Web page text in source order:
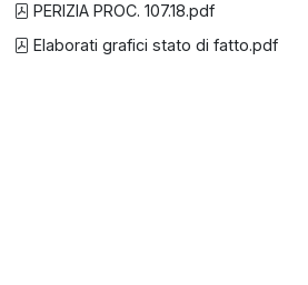
PERIZIA PROC. 107.18.pdf
Elaborati grafici stato di fatto.pdf